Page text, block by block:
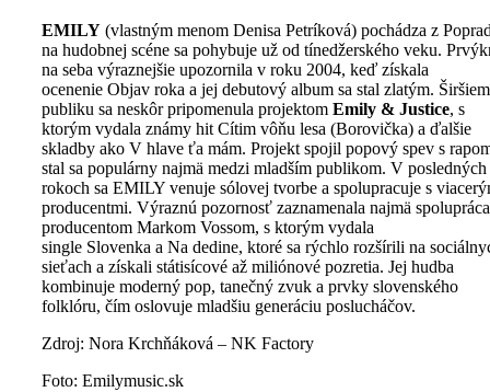
EMILY (vlastným menom Denisa Petríková) pochádza z
na hudobnej scéne sa pohybuje už od tínedžerského veku.
na seba výraznejšie upozornila v roku 2004, keď získala
ocenenie Objav roka a jej debutový album sa stal zlatým.
publiku sa neskôr pripomenula projektom Emily & Justice, s
ktorým vydala známy hit Cítim vôňu lesa (Borovička) a ďalšie
skladby ako V hlave ťa mám. Projekt spojil popový spev s
stal sa populárny najmä medzi mladším publikom. V posledných
rokoch sa EMILY venuje sólovej tvorbe a spolupracuje s
producentmi. Výraznú pozornosť zaznamenala najmä
producentom Markom Vossom, s ktorým vydala
single Slovenka a Na dedine, ktoré sa rýchlo rozšírili na
sieťach a získali státisícové až miliónové pozretia. Jej hudba
kombinuje moderný pop, tanečný zvuk a prvky slovenského
folklóru, čím oslovuje mladšiu generáciu poslucháčov.
Zdroj: Nora Krchňáková – NK Factory
Foto: Emilymusic.sk